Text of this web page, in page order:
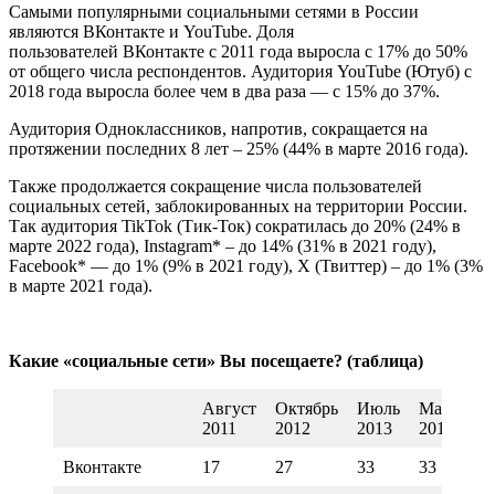
Самыми популярными социальными сетями в России
являются ВКонтакте и YouTube. Доля
пользователей ВКонтакте с 2011 года выросла с 17% до 50%
от общего числа респондентов. Аудитория YouTube (Ютуб) с
2018 года выросла более чем в два раза — с 15% до 37%.
Аудитория Одноклассников, напротив, сокращается на
протяжении последних 8 лет – 25% (44% в марте 2016 года).
Также продолжается сокращение числа пользователей
социальных сетей, заблокированных на территории России.
Так аудитория TikTok (Тик-Ток) сократилась до 20% (24% в
марте 2022 года), Instagram* – до 14% (31% в 2021 году),
Facebook* — до 1% (9% в 2021 году), Х (Твиттер) – до 1% (3%
в марте 2021 года).
Какие «социальные сети» Вы посещаете? (таблица)
Август
2011
Октябрь
2012
Июль
2013
Март
2014
Вконтакте 17 27 33 33